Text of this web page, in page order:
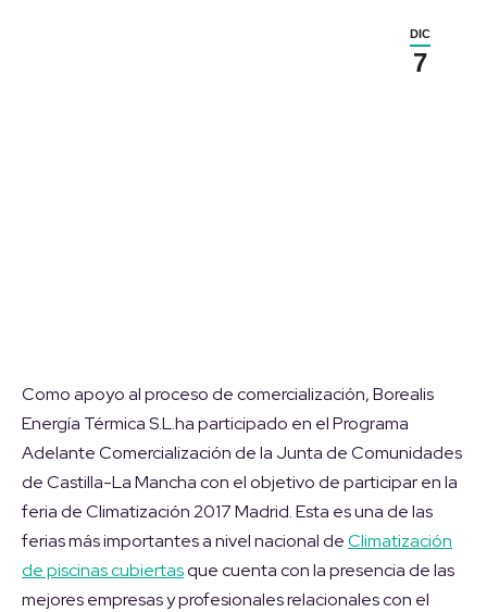
DIC
7
Como apoyo al proceso de comercialización, Borealis
Energía Térmica S.L.ha participado en el Programa
Adelante Comercialización de la Junta de Comunidades
de Castilla-La Mancha con el objetivo de participar en la
feria de Climatización 2017 Madrid. Esta es una de las
ferias más importantes a nivel nacional deClimatización
de piscinas cubiertasque cuenta con la presencia de las
mejores empresas y profesionales relacionales con el